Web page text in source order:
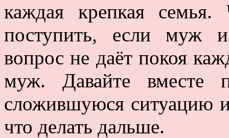
каждая крепкая
поступить, если муж
вопрос не даёт покоя
муж. Давайте вместе
сложившуюся ситуацию
что делать дальше.